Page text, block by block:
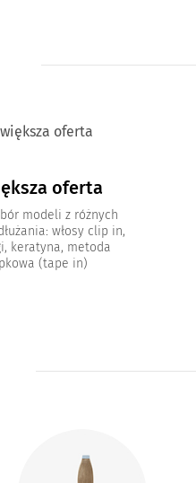
oferta
modeli z różnych
włosy clip in,
keratyna, metoda
(tape in)